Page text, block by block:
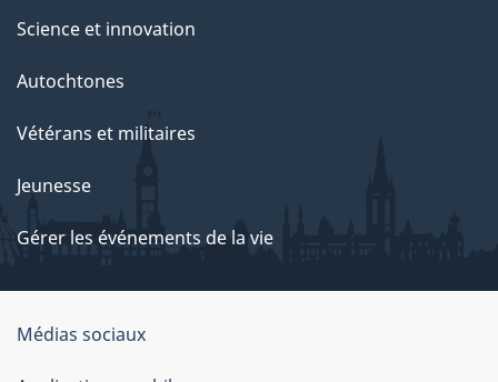
Science et innovation
Autochtones
Vétérans et militaires
Jeunesse
Gérer les événements de la vie
Organisation
du
Médias sociaux